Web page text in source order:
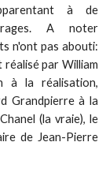
à de
A noter
n'ont pas abouti:
réalisé par William
à la réalisation,
Grandpierre à la
(la vraie), le
de Jean-Pierre